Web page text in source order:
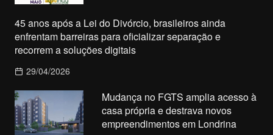
45 anos após a Lei do Divórcio, brasileiros ainda
enfrentam barreiras para oficializar separação e
recorrem a soluções digitais
29/04/2026
Mudança no FGTS amplia acesso à
casa própria e destrava novos
empreendimentos em Londrina